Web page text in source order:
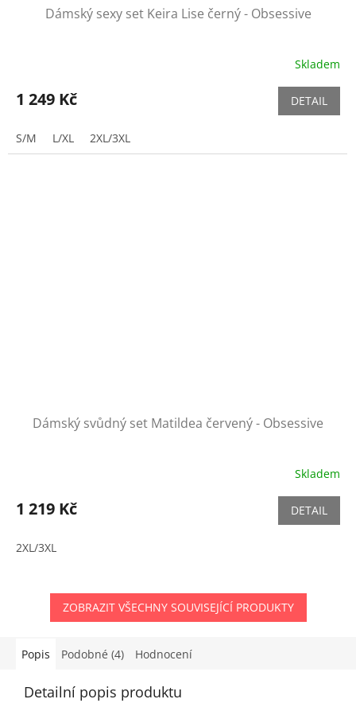
Dámský sexy set Keira Lise černý - Obsessive
Skladem
1 249 Kč DETAIL
S/M L/XL 2XL/3XL
Dámský svůdný set Matildea červený - Obsessive
Skladem
1 219 Kč DETAIL
2XL/3XL
ZOBRAZIT VŠECHNY SOUVISEJÍCÍ PRODUKTY
Popis Podobné (4) Hodnocení
Detailní popis produktu